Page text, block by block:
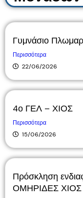
Γυμνάσιο
Περισσότερα
22/06/2026
4ο ΓΕΛ – ΧΙΟΣ
Περισσότερα
15/06/2026
Πρόσκληση
ΟΜΗΡΙΔΕΣ